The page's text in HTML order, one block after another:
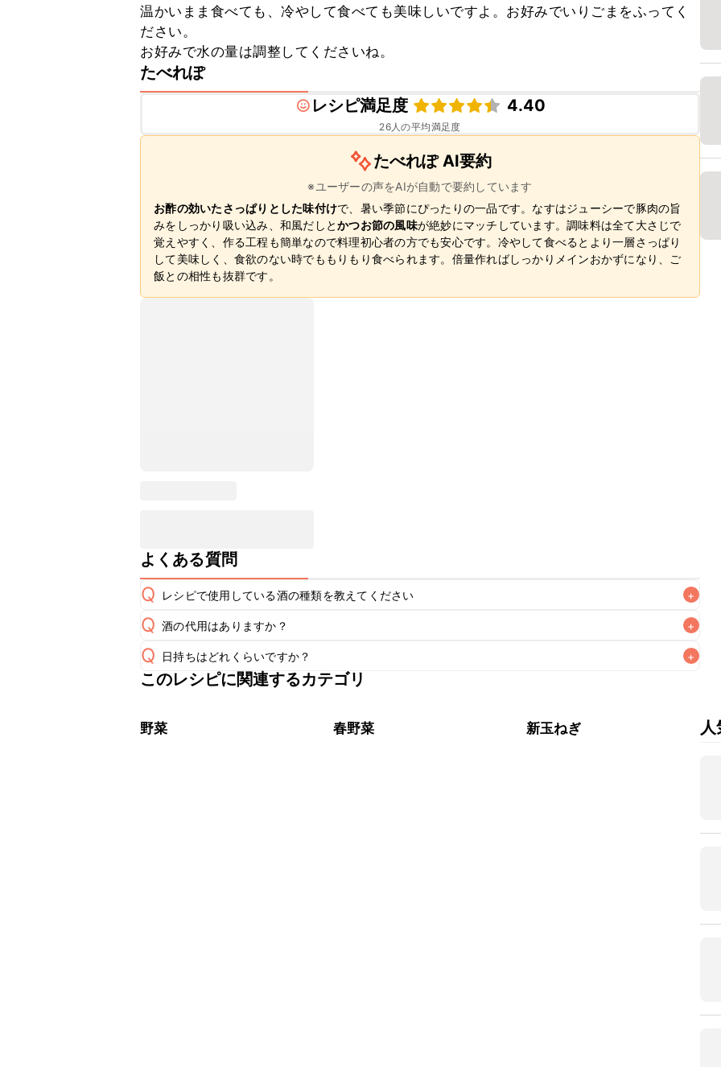
温かいまま食べても、冷やして食べても美味しいですよ。お好みでいりごまをふってく
ださい。
お好みで水の量は調整してくださいね。
たべれぽ
レシピ満足度
4.40
26人の平均満足度
たべれぽ AI要約
※ユーザーの声をAIが自動で要約しています
お酢の効いたさっぱりとした味付けで、暑い季節にぴったりの一品です。なすはジューシーで豚肉の旨
みをしっかり吸い込み、和風だしとかつお節の風味が絶妙にマッチしています。調味料は全て大さじで
覚えやすく、作る工程も簡単なので料理初心者の方でも安心です。冷やして食べるとより一層さっぱり
して美味しく、食欲のない時でももりもり食べられます。倍量作ればしっかりメインおかずになり、ご
飯との相性も抜群です。
よくある質問
Q レシピで使用している酒の種類を教えてください +
A
Q 酒の代用はありますか？ +
A
Q 日持ちはどれくらいですか？ +
保存期間は冷蔵で翌日中が目安です。なるべくお早めにお召し上がりください。
※日持ちは目安です。
このレシピに関連するカテゴリ
野菜 春野菜 新玉ねぎ